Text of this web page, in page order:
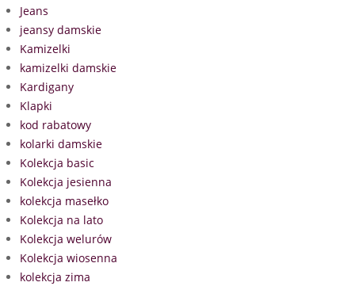
Jeans
jeansy damskie
Kamizelki
kamizelki damskie
Kardigany
Klapki
kod rabatowy
kolarki damskie
Kolekcja basic
Kolekcja jesienna
kolekcja masełko
Kolekcja na lato
Kolekcja welurów
Kolekcja wiosenna
kolekcja zima